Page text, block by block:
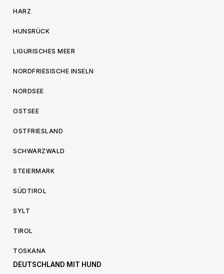
HARZ
HUNSRÜCK
LIGURISCHES MEER
NORDFRIESISCHE INSELN
NORDSEE
OSTSEE
OSTFRIESLAND
SCHWARZWALD
STEIERMARK
SÜDTIROL
SYLT
TIROL
TOSKANA
DEUTSCHLAND MIT HUND